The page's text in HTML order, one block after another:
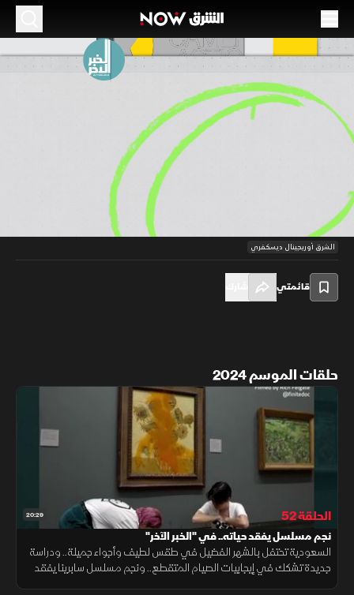
الحلقة 50
الموسم 2024
سحر رمضان يخيّم على مدينة الدرعية.. في الخبر
في هذه الحلقة من الخبر الآخر...سحر رمضان يخيّم على مدينة الدرعية،
والفرنسيون يجنون أمولاً طائلة من الألعاب الأولمبية.
الشرق أوريجينال ديسكفري
قائمتي
حلقات الموسم 2024
20:29 الحلقة 52
نجم مسلسل يفقد حياته.. في "الخبر الآخر"
السعودية تحتفل بالشهر الفضيل في طقس لطيف وأجواء جميلة.. ودراسة
جديدة تشكك في إيجابيات الصيام المتقطع.. ونجم مسلسل سابرينا يفقد